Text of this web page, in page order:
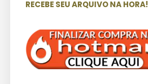
RECEBE SEU ARQUIVO NA HORA!